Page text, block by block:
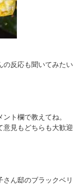
の反応も聞いてみたい
ト欄で教えてね。
意見もどちらも大歓迎
ん邸のブラックベリ